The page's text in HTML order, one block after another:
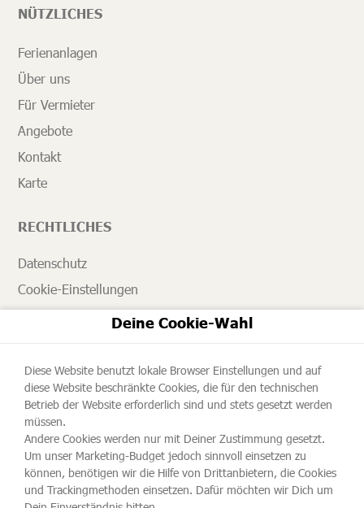
NÜTZLICHES
Ferienanlagen
Über uns
Für Vermieter
Angebote
Kontakt
Karte
RECHTLICHES
Datenschutz
Cookie-Einstellungen
AGB
Deine Cookie-Wahl
Diese Website benutzt lokale Browser Einstellungen und auf
diese Website beschränkte Cookies, die für den technischen
Betrieb der Website erforderlich sind und stets gesetzt werden
müssen.
Andere Cookies werden nur mit Deiner Zustimmung gesetzt.
Um unser Marketing-Budget jedoch sinnvoll einsetzen zu
können, benötigen wir die Hilfe von Drittanbietern, die Cookies
und Trackingmethoden einsetzen. Dafür möchten wir Dich um
NEWSLETTER
Bleiben Sie auf dem Laufenden und abonnieren Sie
unseren Newsletter.